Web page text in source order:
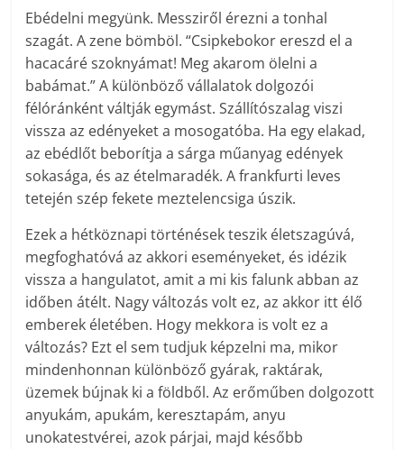
Ebédelni megyünk. Messziről érezni a tonhal
szagát. A zene bömböl. “Csipkebokor ereszd el a
hacacáré szoknyámat! Meg akarom ölelni a
babámat.” A különböző vállalatok dolgozói
félóránként váltják egymást. Szállítószalag viszi
vissza az edényeket a mosogatóba. Ha egy elakad,
az ebédlőt beborítja a sárga műanyag edények
sokasága, és az ételmaradék. A frankfurti leves
tetején szép fekete meztelencsiga úszik.
Ezek a hétköznapi történések teszik életszagúvá,
megfoghatóvá az akkori eseményeket, és idézik
vissza a hangulatot, amit a mi kis falunk abban az
időben átélt. Nagy változás volt ez, az akkor itt élő
emberek életében. Hogy mekkora is volt ez a
változás? Ezt el sem tudjuk képzelni ma, mikor
mindenhonnan különböző gyárak, raktárak,
üzemek bújnak ki a földből. Az erőműben dolgozott
anyukám, apukám, keresztapám, anyu
unokatestvérei, azok párjai, majd később